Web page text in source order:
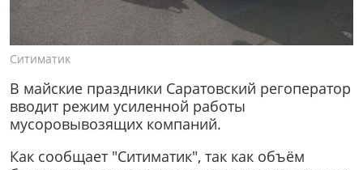
Ситиматик
В майские праздники Саратовский регоператор
вводит режим усиленной работы
мусоровывозящих компаний.
Как сообщает "Ситиматик", так как объём